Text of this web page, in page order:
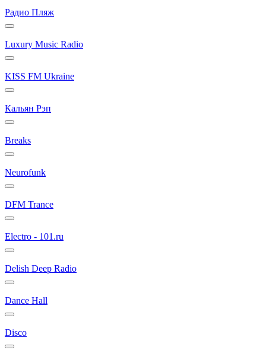
Радио Пляж
Luxury Music Radio
KISS FM Ukraine
Кальян Рэп
Breaks
Neurofunk
DFM Trance
Electro - 101.ru
Delish Deep Radio
Dance Hall
Disco